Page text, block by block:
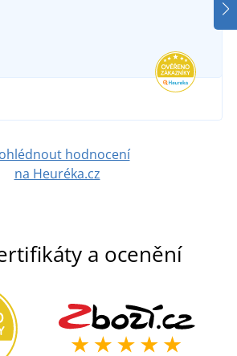
hodnocení
na Heuréka.cz
a ocenění